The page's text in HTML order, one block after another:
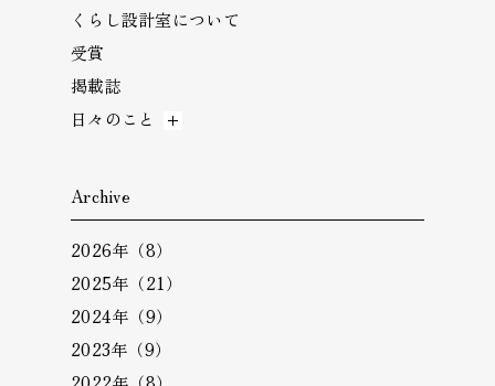
くらし設計室について
受賞
掲載誌
日々のこと
Archive
2026年（8）
2025年（21）
2024年（9）
2023年（9）